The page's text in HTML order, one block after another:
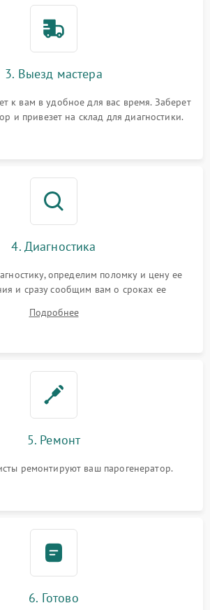
3. Выезд мастера
к вам в удобное для вас время. Заберет
и привезет на склад для диагностики.
4. Диагностика
определим поломку и цену ее
и сразу сообщим вам о сроках ее
Подробнее
5. Ремонт
ремонтируют ваш парогенератор.
6. Готово